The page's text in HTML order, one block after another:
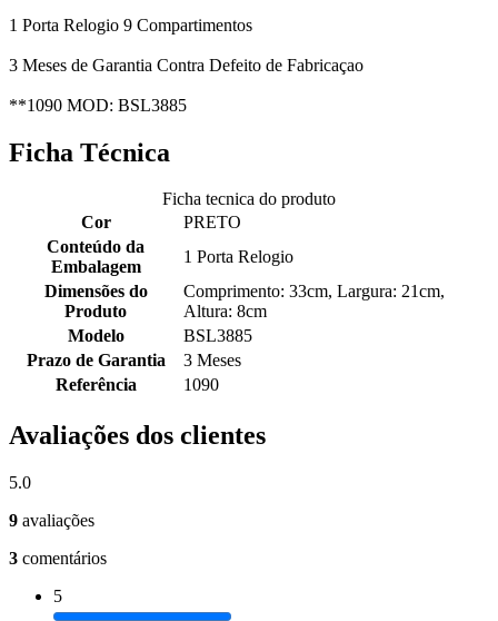
1 Porta Relogio 9 Compartimentos
3 Meses de Garantia Contra Defeito de Fabricaçao
**1090 MOD: BSL3885
Ficha Técnica
Ficha tecnica do produto
Cor
PRETO
Conteúdo da
Embalagem
1 Porta Relogio
Dimensões do
Produto
Comprimento: 33cm, Largura: 21cm,
Altura: 8cm
Modelo
BSL3885
Prazo de Garantia
3 Meses
Referência
1090
Avaliações dos clientes
5.0
9 avaliações
3 comentários
5